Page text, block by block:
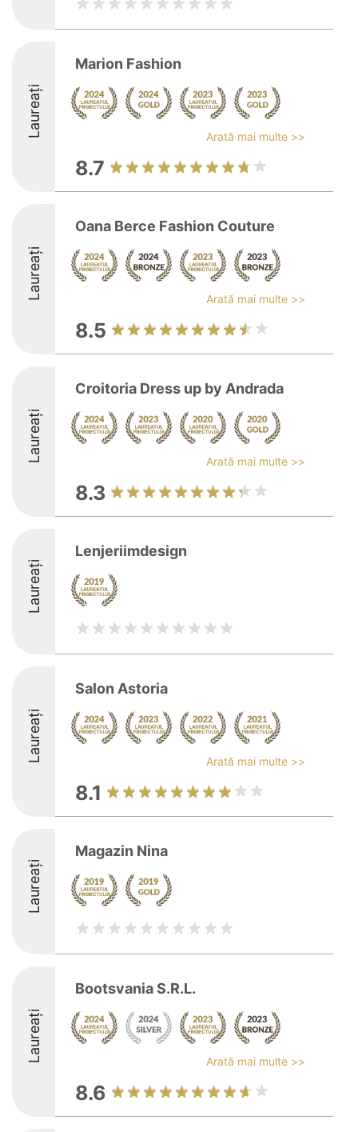
Laureați
Marion Fashion
Arată mai multe >>
8.7
Laureați
Oana Berce Fashion Couture
Arată mai multe >>
8.5
Laureați
Croitoria Dress up by Andrada
Arată mai multe >>
8.3
Laureați
Lenjeriimdesign
Laureați
Salon Astoria
Arată mai multe >>
8.1
Laureați
Magazin Nina
Laureați
Bootsvania S.R.L.
Arată mai multe >>
8.6